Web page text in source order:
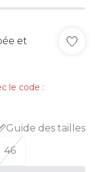
et
le code :
Guide des tailles
46